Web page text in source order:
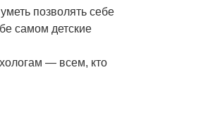
позволять себе
самом детские
— всем, кто